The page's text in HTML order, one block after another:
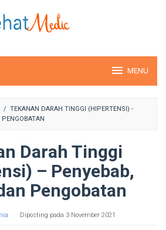
MENU
/ TEKANAN DARAH TINGGI (HIPERTENSI) -
Darah Tinggi
– Penyebab,
Pengobatan
Diposting pada 3 November 2021